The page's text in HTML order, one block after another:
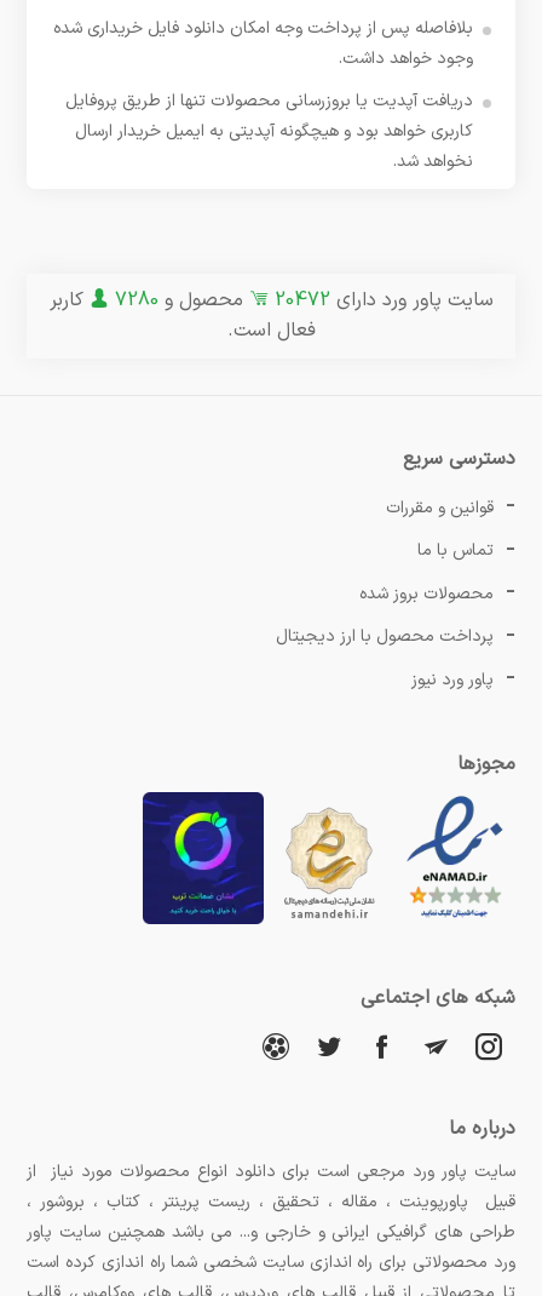
بلافاصله پس از پرداخت وجه امکان دانلود فایل خریداری شده
وجود خواهد داشت.
دریافت آپدیت یا بروزرسانی محصولات تنها از طریق پروفایل
کاربری خواهد بود و هیچگونه آپدیتی به ایمیل خریدار ارسال
نخواهد شد.
سایت پاور ورد دارای 20472 محصول و 7280
کاربر
فعال است.
دسترسی سریع
قوانین و مقررات
تماس با ما
محصولات بروز شده
پرداخت محصول با ارز دیجیتال
پاور ورد نیوز
مجوزها
شبکه های اجتماعی
درباره ما
سایت پاور ورد مرجعی است برای دانلود انواع محصولات مورد نیاز از
قبیل پاورپوینت ، مقاله ، تحقیق ، ریست پرینتر ، کتاب ، بروشور ،
طراحی های گرافیکی ایرانی و خارجی و... می باشد همچنین سایت پاور
ورد محصولاتی برای راه اندازی سایت شخصی شما راه اندازی کرده است